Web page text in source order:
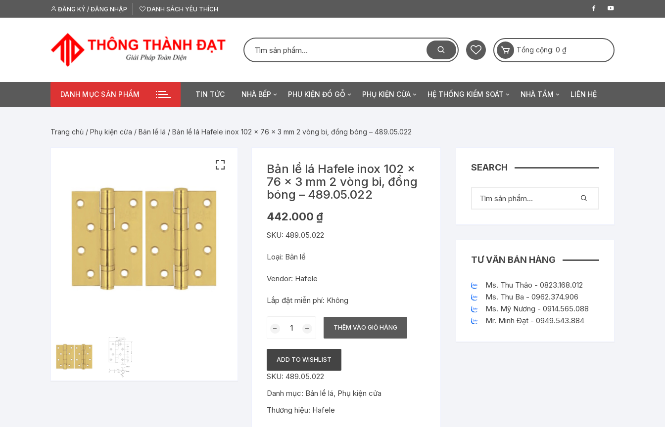
tới
ĐĂNG KÝ / ĐĂNG NHẬP DANH SÁCH YÊU THÍCH
Tổng cộng: 0 ₫
DANH MỤC SẢN PHẨM TIN TỨC NHÀ BẾP
Lò vi sóng
Lò nướng
Chậu bếp đá
PHU KIỆN ĐỒ GỖ
Phụ kiện lưu trữ Rổ nâng hạ
Tay nâng
Cửa trượt cho tủ
PHỤ KIỆN CỬA
Bản lề lá
Thiết bị đóng cửa tự động
HỆ THỐNG KIỂM SOÁT NHÀ TẮM
Sen tay
LIÊN HỆ
Trang chủ / Phụ kiện cửa / Bản lề lá / Bản lề lá Hafele inox 102 x 76 x 3 mm 2 vòng bi, đồng bóng – 489.05.022
Bản lề lá Hafele inox 102 x
76 x 3 mm 2 vòng bi, đồng
bóng – 489.05.022
442.000 ₫
SKU: 489.05.022
Loại: Bản lề
Vendor: Hafele
Lắp đặt miễn phí: Không
Hafele
inox
102
x
THÊM VÀO GIỎ HÀNG
ADD TO WISHLIST
SKU:489.05.022
Danh mục: Bản lề lá, Phụ kiện cửa
Thương hiệu: Hafele
SEARCH
TƯ VẤN BÁN HÀNG
Ms. Thu Thảo - 0823.168.012
Ms. Thu Ba - 0962.374.906
Ms. Mỹ Nương - 0914.565.088
Mr. Minh Đạt - 0949.543.884